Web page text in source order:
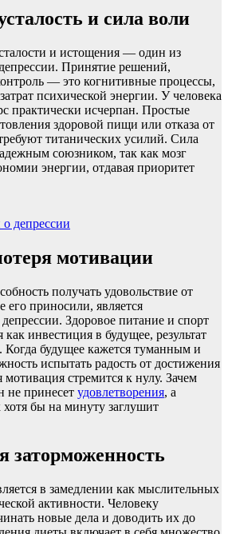
и сила воли
и истощения — один из
Принятие решений,
— это когнитивные процессы,
психической энергии. У человека
практически исчерпан. Простые
здоровой пищи или отказа от
титанических усилий. Сила
союзником, так как мозг
энергии, отдавая приоритет
депрессии
мотивации
получать удовольствие от
его приносили, является
Здоровое питание и спорт
инвестиция в будущее, результат
Когда будущее кажется туманным и
испытать радость от достижения
стремится к нулу. Зачем
не принесет удовлетворения, а
бы на минуту заглушит
заторможенность
в замедлении как мыслительных
активности. Человеку
новые дела и доводить их до